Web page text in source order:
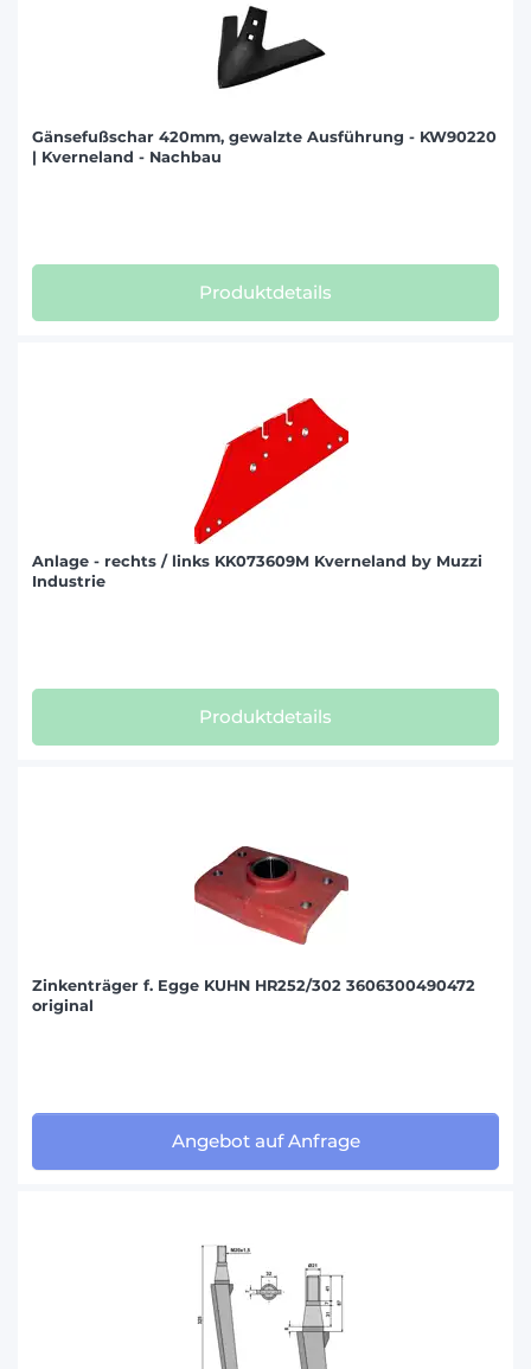
Gänsefußschar 420mm, gewalzte Ausführung - KW90220
| Kverneland - Nachbau
Produktdetails
Anlage - rechts / links KK073609M Kverneland by Muzzi
Industrie
Produktdetails
Zinkenträger f. Egge KUHN HR252/302 3606300490472
original
Angebot auf Anfrage